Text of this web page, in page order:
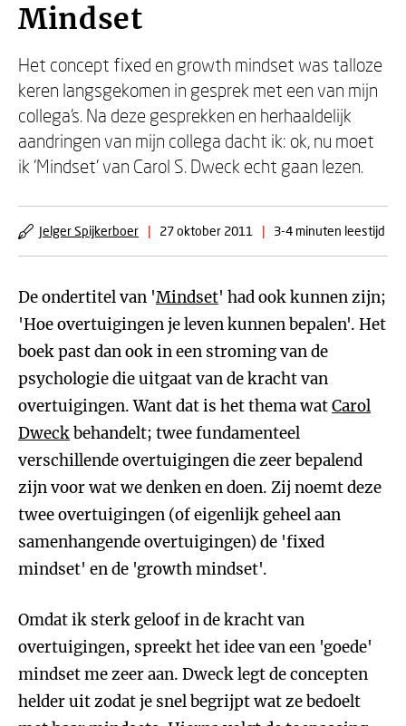
Mindset
Het concept fixed en growth mindset was talloze
keren langsgekomen in gesprek met een van mijn
collega's. Na deze gesprekken en herhaaldelijk
aandringen van mijn collega dacht ik: ok, nu moet
ik 'Mindset' van Carol S. Dweck echt gaan lezen.
Jelger Spijkerboer | 27 oktober 2011 | 3-4 minuten leestijd
De ondertitel van 'Mindset' had ook kunnen zijn;
'Hoe overtuigingen je leven kunnen bepalen'. Het
boek past dan ook in een stroming van de
psychologie die uitgaat van de kracht van
overtuigingen. Want dat is het thema watCarol
Dweckbehandelt; twee fundamenteel
verschillende overtuigingen die zeer bepalend
zijn voor wat we denken en doen. Zij noemt deze
twee overtuigingen (of eigenlijk geheel aan
samenhangende overtuigingen) de 'fixed
mindset' en de 'growth mindset'.
Omdat ik sterk geloof in de kracht van
overtuigingen, spreekt het idee van een 'goede'
mindset me zeer aan. Dweck legt de concepten
helder uit zodat je snel begrijpt wat ze bedoelt